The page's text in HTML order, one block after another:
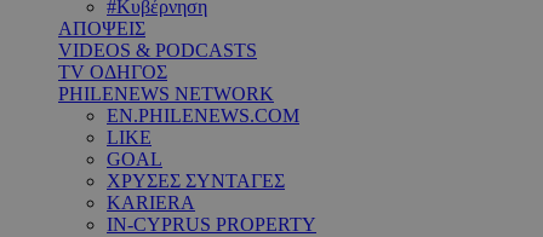
#Κυβέρνηση
ΑΠΟΨΕΙΣ
VIDEOS & PODCASTS
TV ΟΔΗΓΟΣ
PHILENEWS NETWORK
EN.PHILENEWS.COM
LIKE
GOAL
ΧΡΥΣΕΣ ΣΥΝΤΑΓΕΣ
KARIERA
IN-CYPRUS PROPERTY